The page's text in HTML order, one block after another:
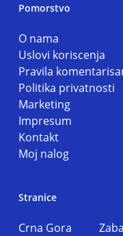
Pomorstvo
O nama
Uslovi koriscenja
Pravila
Politika privatnosti
Marketing
Impresum
Kontakt
Moj nalog
Stranice
Crna Gora